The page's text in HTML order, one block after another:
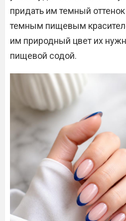
придать им темный
темным пищевым
им природный цвет их
пищевой содой.